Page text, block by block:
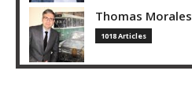
Thomas Morales
1018 Articles